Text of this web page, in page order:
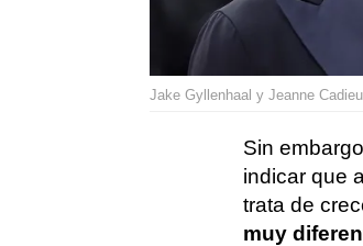
Jake Gyllenhaal y Jeanne
Sin
indicar que
trata de
muy